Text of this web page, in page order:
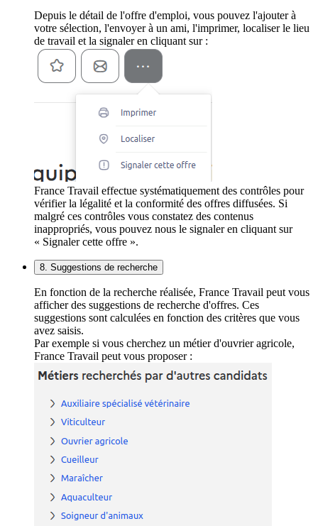
Depuis le détail de l'offre d'emploi, vous pouvez l'ajouter à
votre sélection, l'envoyer à un ami, l'imprimer, localiser le lieu
de travail et la signaler en cliquant sur :
France Travail effectue systématiquement des contrôles pour
vérifier la légalité et la conformité des offres diffusées. Si
malgré ces contrôles vous constatez des contenus
inappropriés, vous pouvez nous le signaler en cliquant sur
« Signaler cette offre ».
8. Suggestions de recherche
En fonction de la recherche réalisée, France Travail peut vous
afficher des suggestions de recherche d'offres. Ces
suggestions sont calculées en fonction des critères que vous
avez saisis.
Par exemple si vous cherchez un métier d'ouvrier agricole,
France Travail peut vous proposer :